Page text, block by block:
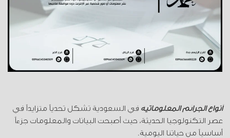
أنواع الجرائم المعلوماتية في السعودية تشكل تحدياً متزايداً في
عصر التكنولوجيا الحديثة، حيث أصبحت البيانات والمعلومات جزءاً
أساسياً من حياتنا اليومية.